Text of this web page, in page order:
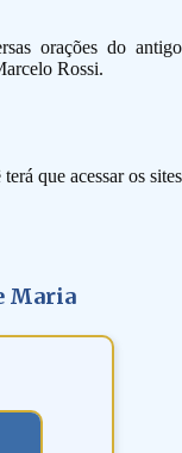
orações do antigo
Rossi.
que acessar os sites
Maria